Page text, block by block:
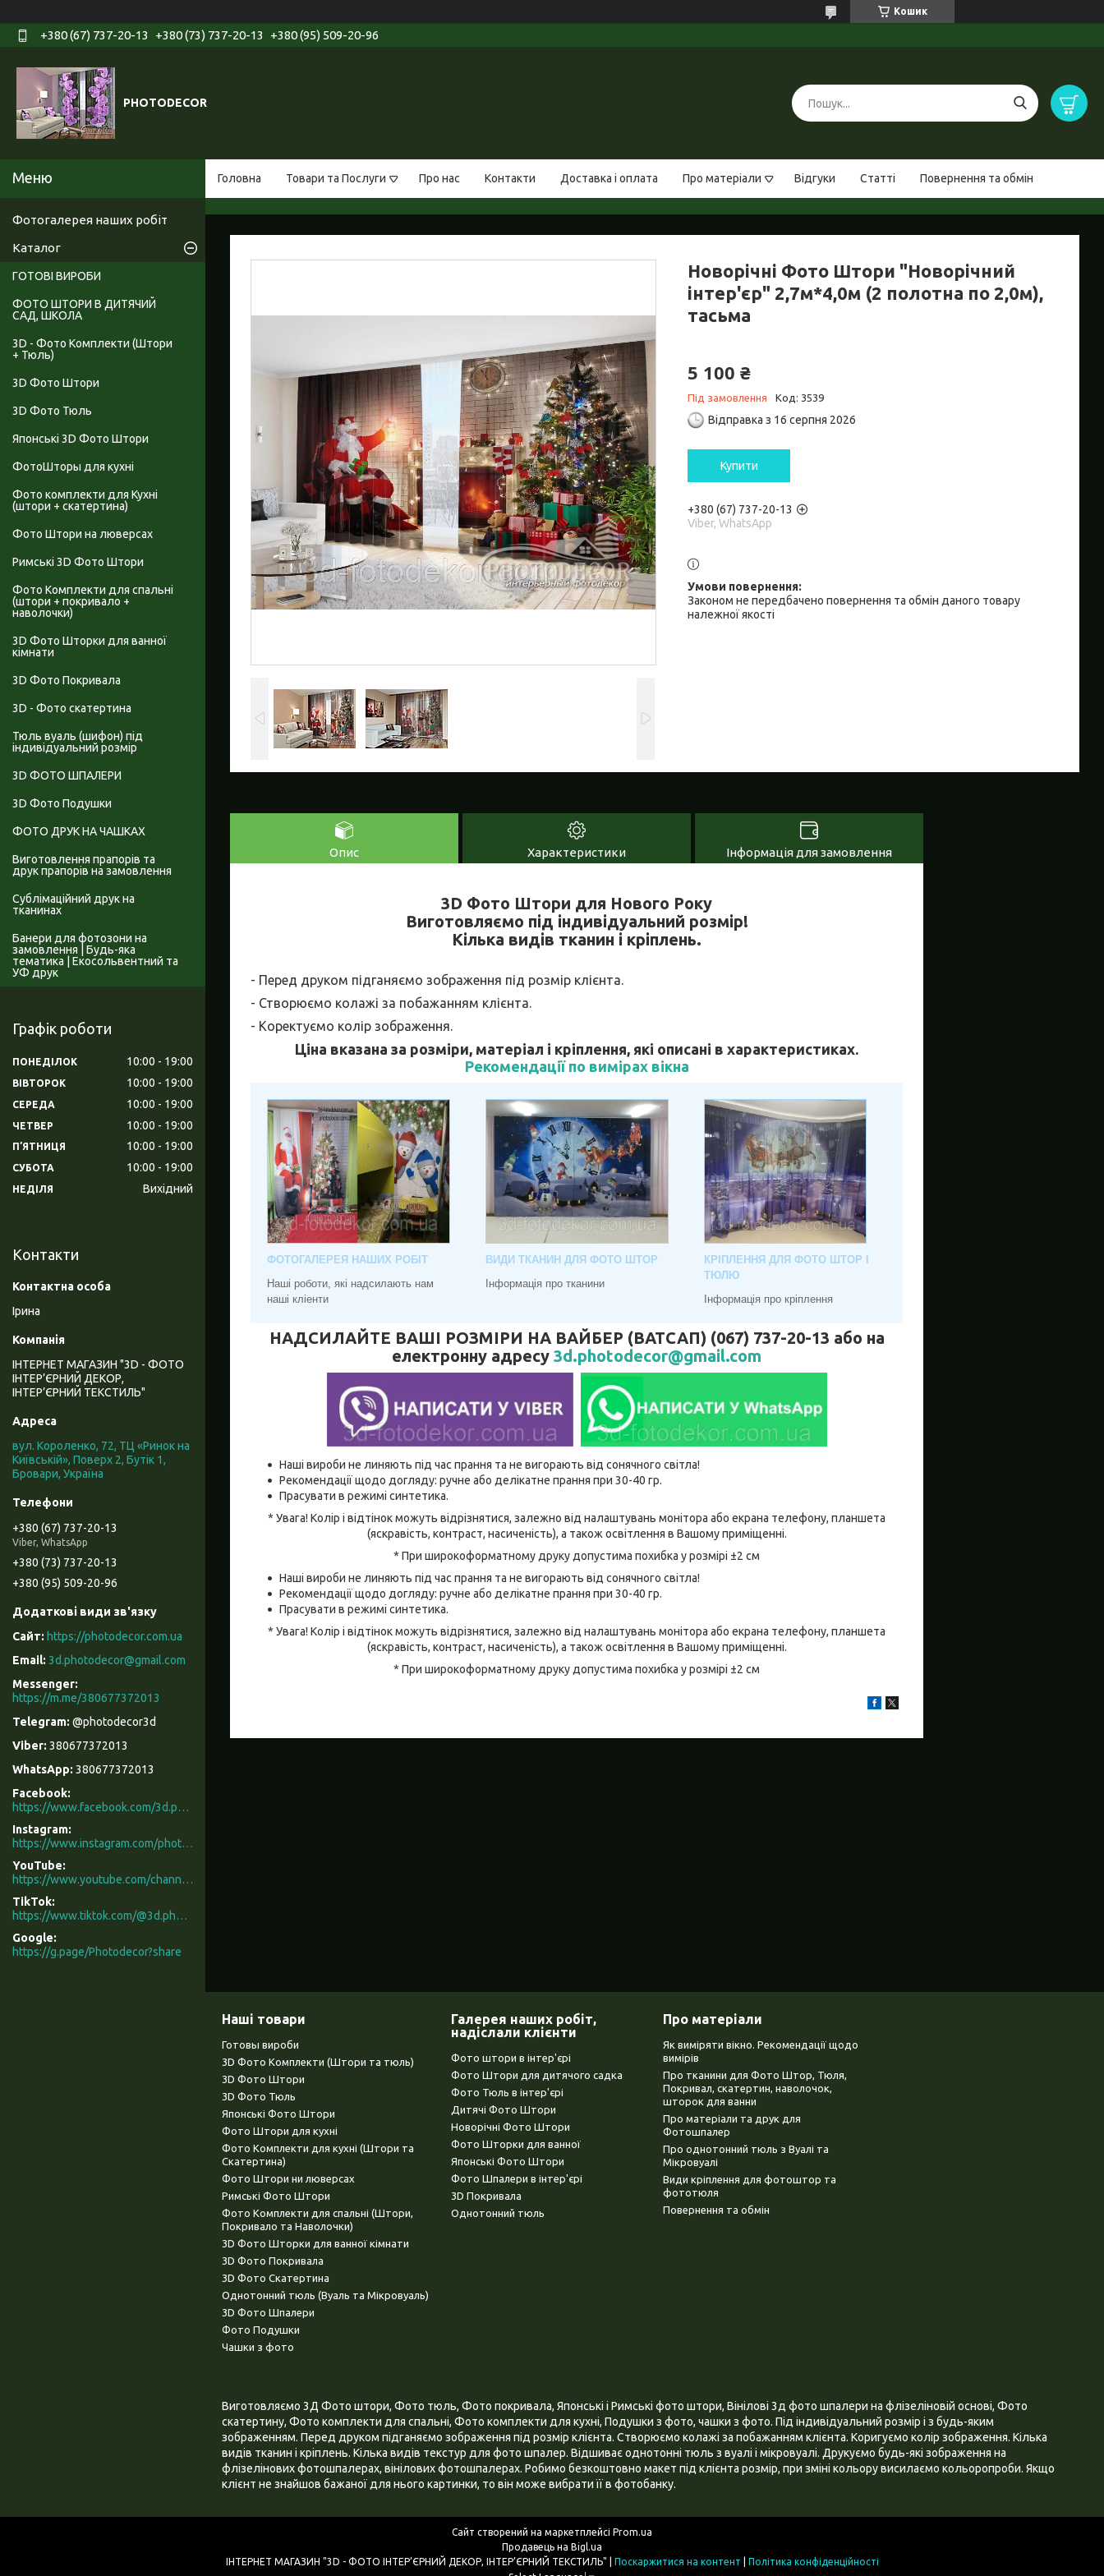
Кошик
+380 (67) 737-20-13 +380 (73) 737-20-13 +380 (95) 509-20-96
PHOTODECOR
Головна Товари та Послуги Про нас Контакти Доставка і оплата Про матеріали Відгуки Статті Повернення та обмін
Новорічні Фото Штори "Новорічний
інтер'єр" 2,7м*4,0м (2 полотна по 2,0м),
тасьма
5 100 ₴
Під замовлення Код: 3539
Відправка з 16 серпня 2026
Купити
+380 (67) 737-20-13
Viber, WhatsApp
Законом не передбачено повернення та обмін даного товару
належної якості
Опис Характеристики Інформація для замовлення
3D Фото Штори для Нового Року
Виготовляємо під індивідуальний розмір!
Кілька видів тканин і кріплень.
- Перед друком підганяємо зображення під розмір клієнта.
- Створюємо колажі за побажанням клієнта.
- Коректуємо колір зображення.
Ціна вказана за розміри, матеріал і кріплення, які описані в характеристиках.
Рекомендації по вимірах вікна
ФОТОГАЛЕРЕЯ НАШИХ РОБІТ
Наші роботи, які надсилають нам
наші кліенти
ВИДИ ТКАНИН ДЛЯ ФОТО ШТОР
Інформація про тканини
КРІПЛЕННЯ ДЛЯ ФОТО ШТОР І
ТЮЛЮ
Інформація про кріплення
НАДСИЛАЙТЕ ВАШІ РОЗМІРИ НА ВАЙБЕР (ВАТСАП) (067) 737-20-13 або на
електронну адресу 3d.photodecor@gmail.com
Наші вироби не линяють під час прання та не вигорають від сонячного світла!
Рекомендації щодо догляду: ручне або делікатне прання при 30-40 гр.
Прасувати в режимі синтетика.
* Увага! Колір і відтінок можуть відрізнятися, залежно від налаштувань монітора або екрана телефону, планшета
(яскравість, контраст, насиченість), а також освітлення в Вашому приміщенні.
* При широкоформатному друку допустима похибка у розмірі ±2 см
Наші вироби не линяють під час прання та не вигорають від сонячного світла!
Рекомендації щодо догляду: ручне або делікатне прання при 30-40 гр.
Прасувати в режимі синтетика.
* Увага! Колір і відтінок можуть відрізнятися, залежно від налаштувань монітора або екрана телефону, планшета
(яскравість, контраст, насиченість), а також освітлення в Вашому приміщенні.
* При широкоформатному друку допустима похибка у розмірі ±2 см
Фотогалерея наших робіт
Каталог
ГОТОВІ ВИРОБИ
ФОТО ШТОРИ В ДИТЯЧИЙ
САД, ШКОЛА
3D - Фото Комплекти (Штори
+ Тюль)
3D Фото Штори
3D Фото Тюль
Японські 3D Фото Штори
ФотоШторы для кухні
Фото комплекти для Кухні
(штори + скатертина)
Фото Штори на люверсах
Римські 3D Фото Штори
Фото Комплекти для спальні
(штори + покривало +
наволочки)
3D Фото Шторки для ванної
кімнати
3D Фото Покривала
3D - Фото скатертина
Тюль вуаль (шифон) під
індивідуальний розмір
3D ФОТО ШПАЛЕРИ
3D Фото Подушки
ФОТО ДРУК НА ЧАШКАХ
Виготовлення прапорів та
друк прапорів на замовлення
Сублімаційний друк на
тканинах
Банери для фотозони на
замовлення | Будь-яка
тематика | Екосольвентний та
УФ друк
Графік роботи
ПОНЕДІЛОК 10:00 19:00
ВІВТОРОК 10:00 19:00
СЕРЕДА 10:00 19:00
ЧЕТВЕР 10:00 19:00
ПʼЯТНИЦЯ 10:00 19:00
СУБОТА 10:00 19:00
НЕДІЛЯ Вихідний
Контакти
Ірина
ІНТЕРНЕТ МАГАЗИН "3D - ФОТО
ІНТЕР’ЄРНИЙ ДЕКОР,
ІНТЕР’ЄРНИЙ ТЕКСТИЛЬ"
вул. Короленко, 72, ТЦ «Ринок на
Київській», Поверх 2, Бутік 1,
Бровари, Україна
+380 (67) 737-20-13
Viber, WhatsApp
+380 (73) 737-20-13
+380 (95) 509-20-96
https://photodecor.com.ua
3d.photodecor@gmail.com
https://m.me/380677372013
@photodecor3d
380677372013
380677372013
Facebook
https://www.facebook.com/3d.photodecor/
Instagram
https://www.instagram.com/photodecor.com.ua/
YouTube
https://www.youtube.com/channel/UCXCUerfqRY1Pw7-IptdbqyA/videos
TikTok
https://www.tiktok.com/@3d.photodecor?is_from_webapp=1&sender_device=pc
Google
https://g.page/Photodecor?share
Наші товари
Готовы вироби
3D Фото Комплекти (Штори та тюль)
3D Фото Штори
3D Фото Тюль
Японські Фото Штори
Фото Штори для кухні
Фото Комплекти для кухні (Штори та
Скатертина)
Фото Штори ни люверсах
Римські Фото Штори
Фото Комплекти для спальні (Штори,
Покривало та Наволочки)
3D Фото Шторки для ванної кімнати
3D Фото Покривала
3D Фото Скатертина
Однотонний тюль (Вуаль та Мікровуаль)
3D Фото Шпалери
Фото Подушки
Чашки з фото
Галерея наших робіт,
надіслали клієнти
Фото штори в інтер'єрі
Фото Штори для дитячого садка
Фото Тюль в інтер'єрі
Дитячі Фото Штори
Новорічні Фото Штори
Фото Шторки для ванної
Японські Фото Штори
Фото Шпалери в інтер'єрі
3D Покривала
Однотонний тюль
Про матеріали
Як виміряти вікно. Рекомендації щодо
вимірів
Про тканини для Фото Штор, Тюля,
Покривал, скатертин, наволочок,
шторок для ванни
Про матеріали та друк для
Фотошпалер
Про однотонний тюль з Вуалі та
Мікровуалі
Види кріплення для фотоштор та
фототюля
Повернення та обмін
Виготовляємо 3Д Фото штори, Фото тюль, Фото покривала, Японські і Римські фото штори, Вінілові 3д фото шпалери на флізеліновій основі, Фото
скатертину, Фото комплекти для спальні, Фото комплекти для кухні, Подушки з фото, чашки з фото. Під індивідуальний розмір і з будь-яким
зображенням. Перед друком підганяємо зображення під розмір клієнта. Створюємо колажі за побажанням клієнта. Коригуємо колір зображення. Кілька
видів тканин і кріплень. Кілька видів текстур для фото шпалер. Відшиває однотонні тюль з вуалі і мікровуалі. Друкуємо будь-які зображення на
флізелінових фотошпалерах, вінілових фотошпалерах. Робимо безкоштовно макет під клієнта розмір, при зміні кольору висилаємо кольоропроби. Якщо
клієнт не знайшов бажаної для нього картинки, то він може вибрати її в фотобанку.
Сайт створений на маркетплейсі Prom.ua
Продавець на Bigl.ua
Поскаржитися на контент
Політика конфіденційності